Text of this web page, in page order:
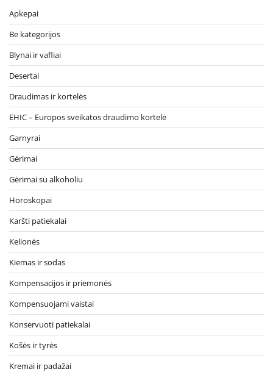
Apkepai
Be kategorijos
Blynai ir vafliai
Desertai
Draudimas ir kortelės
EHIC – Europos sveikatos draudimo kortelė
Garnyrai
Gėrimai
Gėrimai su alkoholiu
Horoskopai
Karšti patiekalai
Kelionės
Kiemas ir sodas
Kompensacijos ir priemonės
Kompensuojami vaistai
Konservuoti patiekalai
Košės ir tyrės
Kremai ir padažai